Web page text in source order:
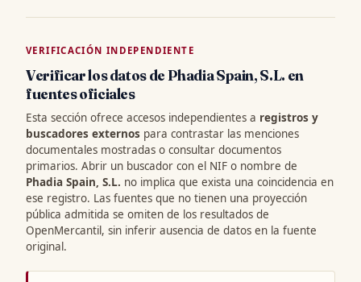
VERIFICACIÓN INDEPENDIENTE
Verificar los datos de Phadia Spain, S.L. en
fuentes oficiales
Esta sección ofrece accesos independientes a registros y
buscadores externos para contrastar las menciones
documentales mostradas o consultar documentos
primarios. Abrir un buscador con el NIF o nombre de
Phadia Spain, S.L. no implica que exista una coincidencia en
ese registro. Las fuentes que no tienen una proyección
pública admitida se omiten de los resultados de
OpenMercantil, sin inferir ausencia de datos en la fuente
original.